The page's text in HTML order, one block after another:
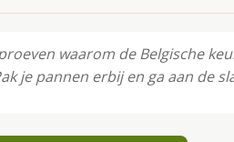
waarom de Belgische
je pannen erbij en ga aan de